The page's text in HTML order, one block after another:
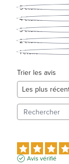
5étoiles
4étoiles
3étoiles
2étoiles
1étoile
Trier les avis
Avis vérifié